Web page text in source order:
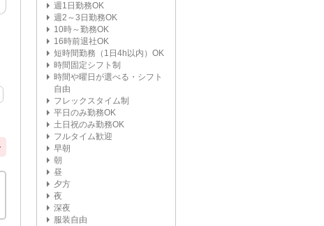
週1日勤務OK
週2～3日勤務OK
10時～勤務OK
16時前退社OK
短時間勤務（1日4h以内）OK
時間固定シフト制
時間や曜日が選べる・シフト
自由
フレックスタイム制
平日のみ勤務OK
土日祝のみ勤務OK
フルタイム歓迎
早朝
朝
昼
夕方
夜
深夜
服装自由